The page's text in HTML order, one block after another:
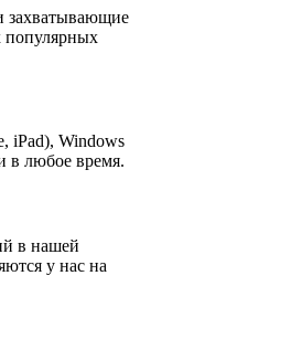
захватывающие
популярных
iPad), Windows
в любое время.
в нашей
у нас на